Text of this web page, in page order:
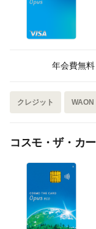
年会費無料
クレジット WAON
コスモ・ザ・カ